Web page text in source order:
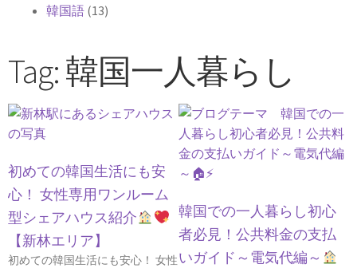
韓国語 (13)
Tag: 韓国一人暮らし
初めての韓国生活にも安
心！ 女性専用ワンルーム
型シェアハウス紹介
【新林エリア】
初めての韓国生活にも安心！ 女性
韓国での一人暮らし初心
者必見！公共料金の支払
いガイド～電気代編～